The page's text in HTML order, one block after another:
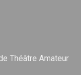
Théâtre Amateur